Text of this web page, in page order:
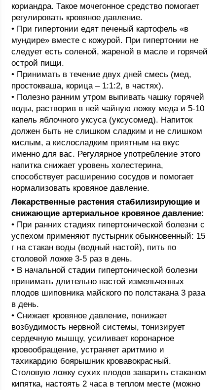
кориандра. Такое мочегонное средство помогает
регулировать кровяное давление.
• При гипертонии едят печеный картофель «в
мундире» вместе с кожурой. При гипертонии не
следует есть соленой, жареной в масле и горячей
острой пищи.
• Принимать в течение двух дней смесь (мед,
простокваша, корица – 1:1:2, в частях).
• Полезно ранним утром выпивать чашку горячей
воды, растворив в ней чайную ложку меда и 5-10
капель яблочного уксуса (уксусомед). Напиток
должен быть не слишком сладким и не слишком
кислым, а кислосладким приятным на вкус
именно для вас. Регулярное употребление этого
напитка снижает уровень холестерина,
способствует расширению сосудов и помогает
нормализовать кровяное давление.
Лекарственные растения стабилизирующие и
снижающие артериальное кровяное давление:
• При ранних стадиях гипертонической болезни с
успехом применяют пустырник обыкновенный: 15
г на стакан воды (водный настой), пить по
столовой ложке 3-5 раз в день.
• В начальной стадии гипертонической болезни
принимать длительно настой измельченных
плодов шиповника майского по полстакана 3 раза
в день.
• Снижает кровяное давление, понижает
возбудимость нервной системы, тонизирует
сердечную мышцу, усиливает коронарное
кровообращение, устраняет аритмию и
тахикардию боярышник кровавокрасный.
Столовую ложку сухих плодов заварить стаканом
кипятка, настоять 2 часа в теплом месте (можно